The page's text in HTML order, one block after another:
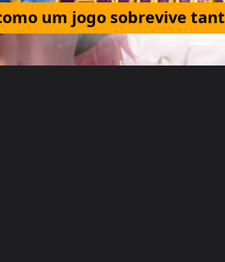
um jogo sobrevive